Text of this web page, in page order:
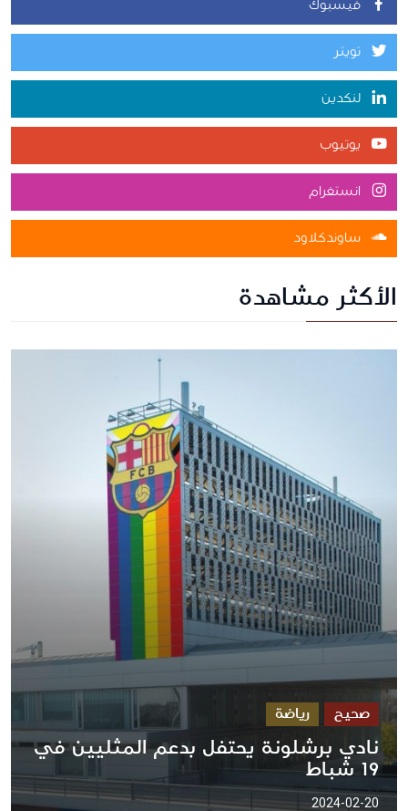
فيسبوك
تويتر
لنكدين
يوتيوب
انستغرام
ساوندكلاود
الأكثر مشاهدة
صحيح رياضة
نادي برشلونة يحتفل بدعم المثليين في
19 شباط
2024-02-20